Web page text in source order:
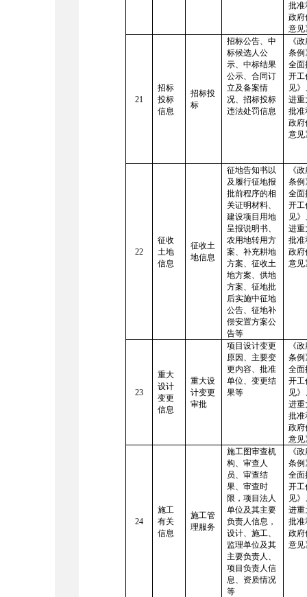
批准
政府
意见
21
招标
投标
信息
招标投
标
招标公告、中
标候选人公
示、中标结果
公示、合同订
立及备案情
况、招标投标
违法处罚信息
《
条例
全面
开工
见
进重
批准
政府
意见
22
征收
土地
信息
征收土
地信息
征地告知书以
及履行征地报
批前程序的相
关证明材料、
建设项目用地
呈报说明书、
农用地转用方
案、补充耕地
方案、征收土
地方案、供地
方案、征地批
后实施中征地
公告、征地补
偿安置方案公
告等
《
条例
全面
开工
见
进重
批准
政府
意见
23
重大
设计
变更
信息
重大设
计变更
审批
项目设计变更
原因、主要变
更内容、批准
单位、变更结
果等
《
条例
全面
开工
见
进重
批准
政府
意见
24
施工
有关
信息
施工管
理服务
施工图审查机
构、审查人
员、审查结
果、审查时
限，项目法人
单位及其主要
负责人信息，
设计、施工、
监理单位及其
主要负责人、
项目负责人信
息、资质情况
等
《
条例
全面
开工
见
进重
批准
政府
意见